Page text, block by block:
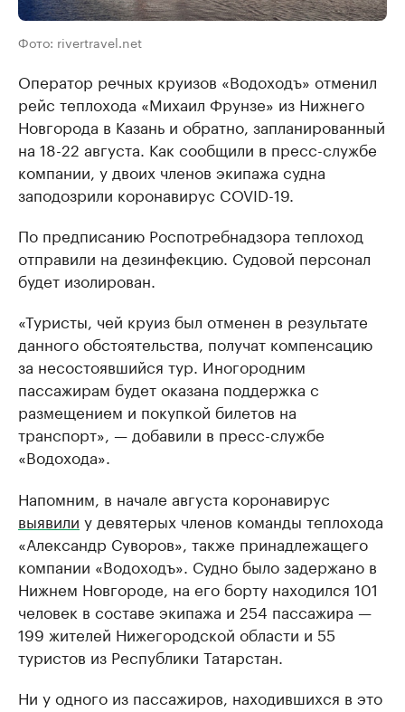
Фото: rivertravel.net
Оператор речных круизов «Водоходъ» отменил
рейс теплохода «Михаил Фрунзе» из Нижнего
Новгорода в Казань и обратно, запланированный
на 18-22 августа. Как сообщили в пресс-службе
компании, у двоих членов экипажа судна
заподозрили коронавирус COVID-19.
По предписанию Роспотребнадзора теплоход
отправили на дезинфекцию. Судовой персонал
будет изолирован.
«Туристы, чей круиз был отменен в результате
данного обстоятельства, получат компенсацию
за несостоявшийся тур. Иногородним
пассажирам будет оказана поддержка с
размещением и покупкой билетов на
транспорт», — добавили в пресс-службе
«Водохода».
Напомним, в начале августа коронавирус
выявили у девятерых членов команды теплохода
«Александр Суворов», также принадлежащего
компании «Водоходъ». Судно было задержано в
Нижнем Новгороде, на его борту находился 101
человек в составе экипажа и 254 пассажира —
199 жителей Нижегородской области и 55
туристов из Республики Татарстан.
Ни у одного из пассажиров, находившихся в это